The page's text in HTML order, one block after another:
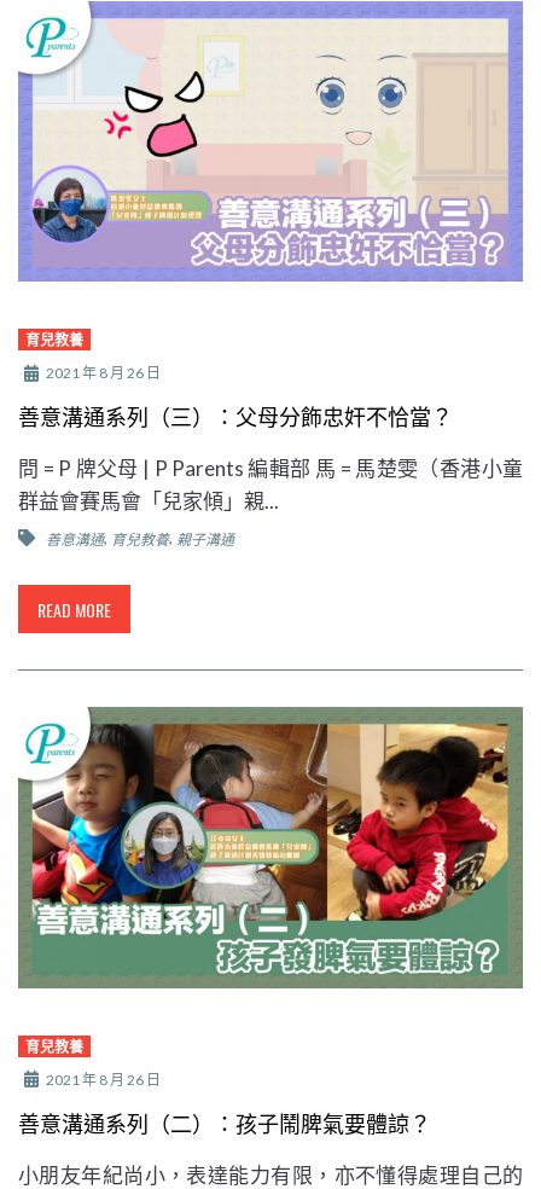
育兒教養
2021 年 8 月 26 日
善意溝通系列（三）：父母分飾忠奸不恰當？
問 = P 牌父母 | P Parents 編輯部 馬 = 馬楚雯（香港小童
群益會賽馬會「兒家傾」親...
善意溝通, 育兒教養, 親子溝通
READ MORE
育兒教養
2021 年 8 月 26 日
善意溝通系列（二）：孩子鬧脾氣要體諒？
小朋友年紀尚小，表達能力有限，亦不懂得處理自己的